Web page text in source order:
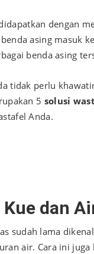
dengan
asing masuk
benda asing
tidak perlu
5 solusi
Anda.
dan
sudah lama
air. Cara ini